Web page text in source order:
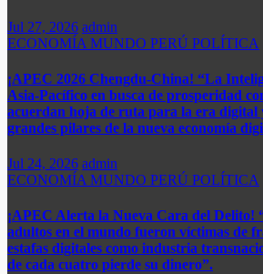
Jul 27, 2026 admin
ECONOMÍA MUNDO PERÚ POLÍTICA
¡APEC 2026 Chengdu-China! “La
Asia-Pacífico en busca de prosperidad
acuerdan hoja de ruta para la era digital
grandes pilares de la nueva economía
Jul 24, 2026 admin
ECONOMÍA MUNDO PERÚ POLÍTICA
¡APEC Alerta la Nueva Cara del Delito!
adultos en el mundo fueron víctimas de
estafas digitales como industria
de cada cuatro pierde su dinero”.​